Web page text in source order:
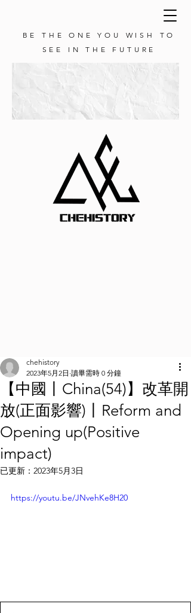
BE THE ONE YOU WISH TO
SEE IN THE FUTURE
【中國丨China(54)】改革開
放(正面影響)丨Reform and
Opening up(Positive
impact)
chehistory
2023年5月2日 讀畢需時 0 分鐘
已更新： 2023年5月3日
https://youtu.be/JNvehKe8H20